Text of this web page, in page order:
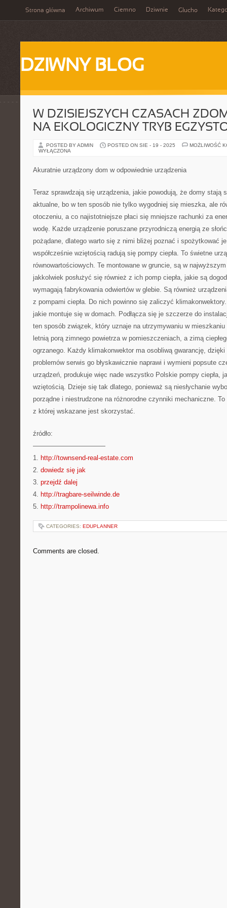
Strona główna Archiwum Ciemno Dziwnie Głucho
DZIWNY BLOG
W DZISIEJSZYCH CZASACH
NA EKOLOGICZNY TRYB
POSTED BY ADMIN POSTED ON SIE - 19 - 2025
MOŻLIWOŚĆ
WYŁĄCZONA
Akuratnie urządzony dom w odpowiednie urządzenia
Teraz sprawdzają się urządzenia, jakie powodują, że domy stają
aktualne, bo w ten sposób nie tylko wygodniej się mieszka, ale
otoczeniu, a co najistotniejsze płaci się mniejsze rachunki za
wodę. Każde urządzenie poruszane przyrodniczą energią ze
pożądane, dlatego warto się z nimi bliżej poznać i spożytkować
współcześnie wziętością radują się pompy ciepła. To świetne
równowartościowych. Te montowane w gruncie, są w
jakkolwiek posłużyć się również z ich pomp ciepła, jakie są
wymagają fabrykowania odwiertów w glebie. Są również
z pompami ciepła. Do nich powinno się zaliczyć
jakie montuje się w domach. Podłącza się je szczerze do
ten sposób związek, który uznaje na utrzymywaniu w
letnią porą zimnego powietrza w pomieszczeniach, a zimą
ogrzanego. Każdy klimakonwektor ma osobliwą gwarancję,
problemów serwis go błyskawicznie naprawi i wymieni popsute
urządzeń, produkuje więc nade wszystko Polskie pompy ciepła,
wziętością. Dzieje się tak dlatego, ponieważ są niesłychanie
porządne i niestrudzone na różnorodne czynniki mechaniczne.
z której wskazane jest skorzystać.
źródło:
———————————
1. http://townsend-real-estate.com
2. dowiedz się jak
3. przejdź dalej
4. http://tragbare-seilwinde.de
5. http://trampolinewa.info
CATEGORIES: EDUPLANNER
Comments are closed.